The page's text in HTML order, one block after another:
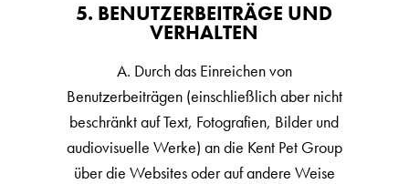
5. BENUTZERBEITRÄGE UND
VERHALTEN
A. Durch das Einreichen von
Benutzerbeiträgen (einschließlich aber nicht
beschränkt auf Text, Fotografien, Bilder und
audiovisuelle Werke) an die Kent Pet Group
über die Websites oder auf andere Weise